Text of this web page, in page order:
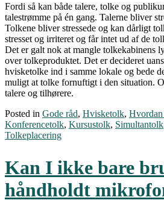
Fordi så kan både talere, tolke og
talestrømme på én gang. Talerne bliver
Tolkene bliver stressede og kan dårligt
stresset og irriteret og får intet ud af de
Det er galt nok at mangle tolkekabinens
over tolkeproduktet. Det er decideret
hvisketolke ind i samme lokale og bede
muligt at tolke fornuftigt i den situation.
talere og tilhørere.
Posted in Gode råd, Hvisketolk,
Konferencetolk, Kursustolk, Simultantolk
Tolkeplacering
Kan I ikke bare
håndholdt